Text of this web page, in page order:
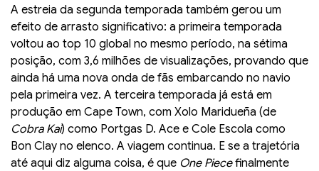
A estreia da segunda temporada também gerou um
efeito de arrasto significativo: a primeira temporada
voltou ao top 10 global no mesmo período, na sétima
posição, com 3,6 milhões de visualizações, provando que
ainda há uma nova onda de fãs embarcando no navio
pela primeira vez. A terceira temporada já está em
produção em Cape Town, com Xolo Maridueña (de
Cobra Kai) como Portgas D. Ace e Cole Escola como
Bon Clay no elenco. A viagem continua. E se a trajetória
até aqui diz alguma coisa, é que One Piecefinalmente